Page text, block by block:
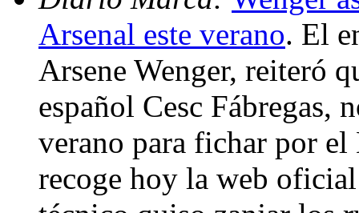
Arsenal este verano. El
Arsene Wenger, reiteró
español Cesc Fábregas,
verano para fichar por el
recoge hoy la web